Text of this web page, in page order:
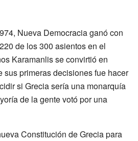
Nueva Democracia ganó con
de los 300 asientos en el
Karamanlis se convirtió en
sus primeras decisiones fue hacer
si Grecia sería una monarquía
de la gente votó por una
Constitución de Grecia para